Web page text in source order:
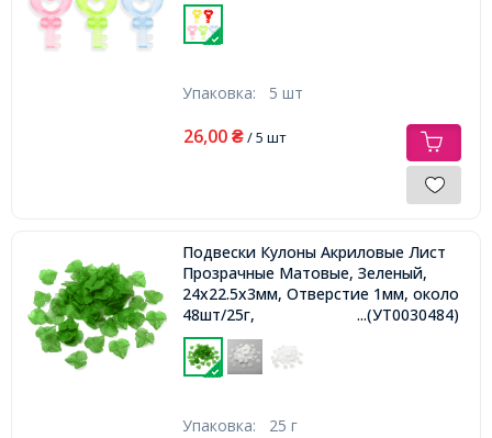
Упаковка: 5 шт
26,00 ₴/ 5 шт
Подвески Кулоны Акриловые Лист
Прозрачные Матовые, Зеленый,
24х22.5х3мм, Отверстие 1мм, около
48шт/25г,
...(УТ0030484)
Упаковка: 25 г